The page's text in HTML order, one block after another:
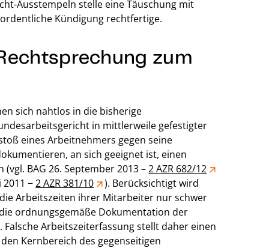
Ausstempeln stelle eine Täuschung mit
Kündigung rechtfertige.
zum
sich nahtlos in die bisherige
in mittlerweile gefestigter
eines Arbeitnehmers gegen seine
an sich geeignet ist, einen
(vgl. BAG 26. September 2013 –2 AZR 682/12
2011 −2 AZR 381/10
). Berücksichtigt wird
Arbeitszeiten ihrer Mitarbeiter nur schwer
ordnungsgemäße Dokumentation der
Arbeitszeiterfassung stellt daher einen
Kernbereich des gegenseitigen